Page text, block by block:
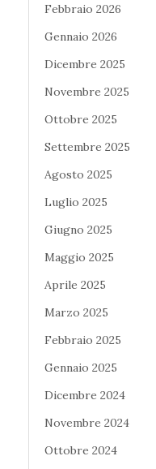
Febbraio 2026
Gennaio 2026
Dicembre 2025
Novembre 2025
Ottobre 2025
Settembre 2025
Agosto 2025
Luglio 2025
Giugno 2025
Maggio 2025
Aprile 2025
Marzo 2025
Febbraio 2025
Gennaio 2025
Dicembre 2024
Novembre 2024
Ottobre 2024